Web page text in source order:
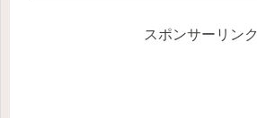
スポンサーリンク